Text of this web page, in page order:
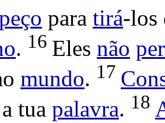
para tirá-
. 16 Eles não
mundo. 17
tua palavra. 18